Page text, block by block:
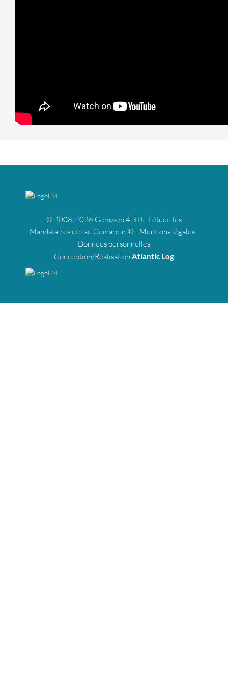
© 2008-2026 Gemweb 4.3.0 - L'étude les
Mandataires utilise Gemarcur © - Mentions légales-
Données personnelles
Conception/Réalisation Atlantic Log